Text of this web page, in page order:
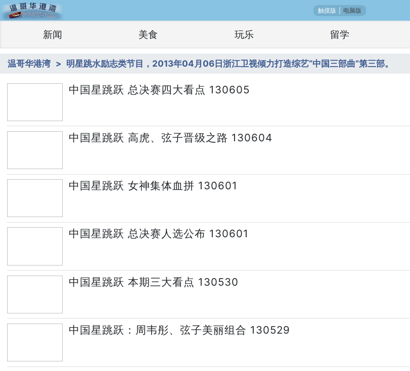
触摸版 电脑版
新闻 美食 玩乐 留学
温哥华港湾 明星跳水励志类节目，2013年04月06日浙江卫视倾力打造综艺“中国三部曲”第三部。
中国星跳跃 总决赛四大看点 130605
中国星跳跃 高虎、弦子晋级之路 130604
中国星跳跃 女神集体血拼 130601
中国星跳跃 总决赛人选公布 130601
中国星跳跃 本期三大看点 130530
中国星跳跃：周韦彤、弦子美丽组合 130529